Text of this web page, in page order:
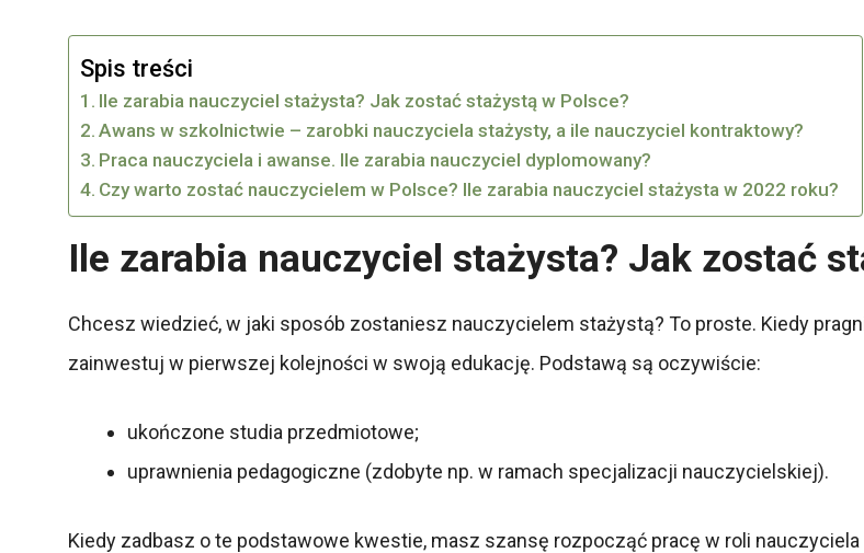
Spis treści
Ile zarabia nauczyciel stażysta? Jak zostać stażystą w Polsce?
Awans w szkolnictwie – zarobki nauczyciela stażysty, a ile nauczyciel kontraktowy?
Praca nauczyciela i awanse. Ile zarabia nauczyciel dyplomowany?
Czy warto zostać nauczycielem w Polsce? Ile zarabia nauczyciel stażysta w 2022 roku?
Ile zarabia nauczyciel stażysta? Jak zostać
Chcesz wiedzieć, w jaki sposób zostaniesz nauczycielem stażystą? To proste. Kiedy
zainwestuj w pierwszej kolejności w swoją edukację. Podstawą są oczywiście:
ukończone studia przedmiotowe;
uprawnienia pedagogiczne (zdobyte np. w ramach specjalizacji nauczycielskiej).
Kiedy zadbasz o te podstawowe kwestie, masz szansę rozpocząć pracę w roli